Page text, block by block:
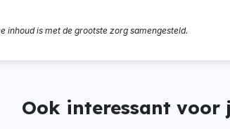
inhoud is met de grootste zorg samengesteld.
Ook interessant voor